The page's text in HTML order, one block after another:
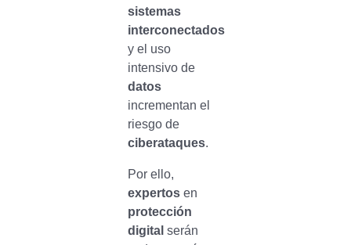
sistemas
interconectados
y el uso
intensivo de
datos
incrementan el
riesgo de
ciberataques.
Por ello,
expertosen
protección
digital serán